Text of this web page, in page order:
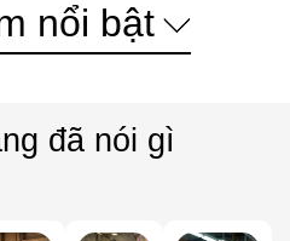
nổi bật
đã nói gì